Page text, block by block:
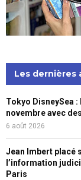
Les dernières
Tokyo DisneySea
novembre avec
6 août 2026
Jean Imbert placé
l’information
Paris